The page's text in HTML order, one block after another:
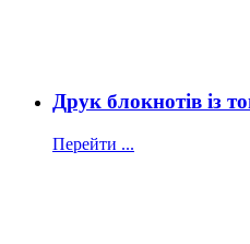
Друк блокнотів із
Перейти ...